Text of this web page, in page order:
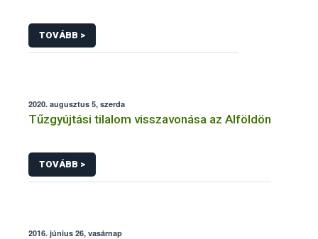
TOVÁBB >
2020. augusztus 5, szerda
Tűzgyújtási tilalom visszavonása az Alföldön
TOVÁBB >
2016. június 26, vasárnap